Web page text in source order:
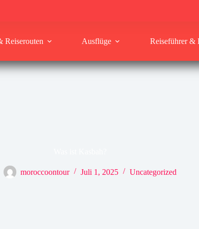
Reiserouten Ausflüge Reiseführer &
moroccoontour Juli 1, 2025 Uncategorized